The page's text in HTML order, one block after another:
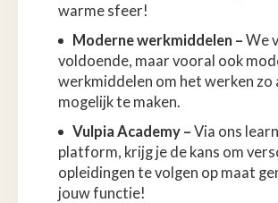
warme sfeer!
Moderne werkmiddelen – We
voldoende, maar vooral ook
werkmiddelen om het werken zo
mogelijk te maken.
Vulpia Academy – Via ons
platform, krijg je de kans om
opleidingen te volgen op maat
jouw functie!